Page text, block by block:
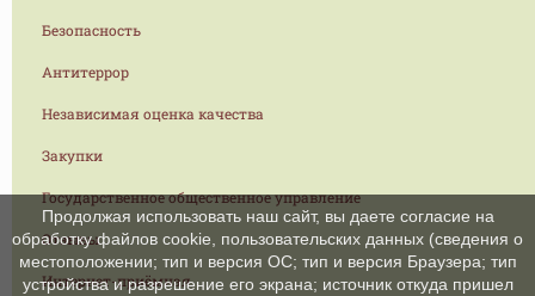
Безопасность
Антитеррор
Независимая оценка качества
Закупки
Государственное общественное управление
Отзывы
Интернет-приёмная
Продолжая использовать наш сайт, вы даете согласие на
обработку файлов cookie, пользовательских данных (сведения о
местоположении; тип и версия ОС; тип и версия Браузера; тип
устройства и разрешение его экрана; источник откуда пришел